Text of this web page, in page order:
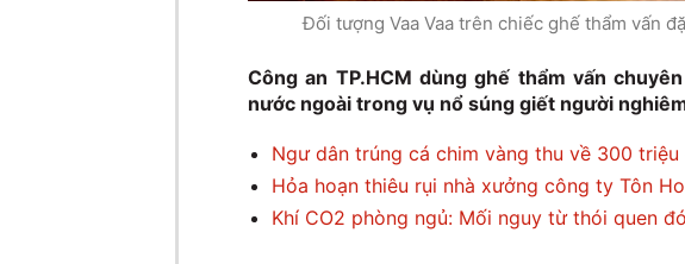
Đối tượng Vaa Vaa trên chiếc ghế thẩm vấn
Công an TP.HCM dùng ghế thẩm vấn
nước ngoài trong vụ nổ súng giết người
Ngư dân trúng cá chim vàng thu về 300
Hỏa hoạn thiêu rụi nhà xưởng công ty Tôn
Khí CO2 phòng ngủ: Mối nguy từ thói quen